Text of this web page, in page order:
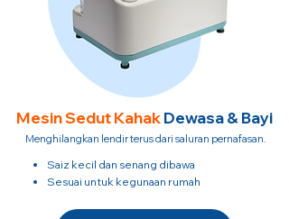
Mesin SedutKahakDewasa & Bayi
Menghilangkan lendir terus dari saluran pernafasan.
Saiz kecil dan senang dibawa
Sesuai untuk kegunaan rumah